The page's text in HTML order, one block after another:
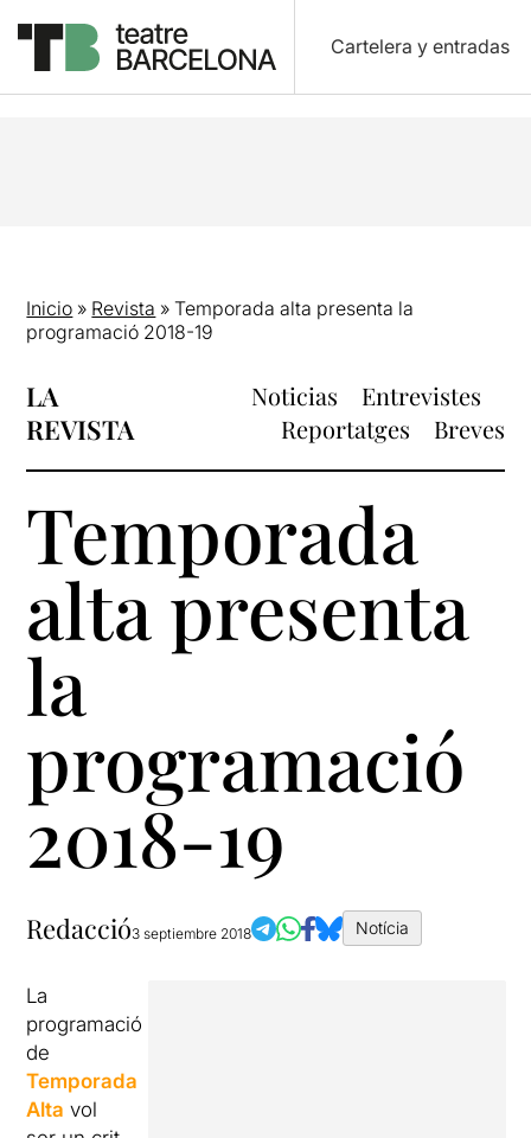
Cartelera y entradas
Inicio » Revista »Temporada alta presenta la
programació 2018-19
LA
REVISTA
Noticias
Entrevistes
Reportatges
Breves
Temporada
alta presenta
la
programació
2018-19
Redacció3 septiembre 2018 Notícia
La
programació
de
Temporada
Alta vol